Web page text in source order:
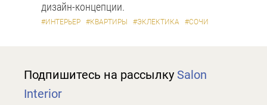
дизайн-концепции.
#ИНТЕРЬЕР #КВАРТИРЫ #ЭКЛЕКТИКА #СОЧИ
Подпишитесь на рассылку Salon
Interior